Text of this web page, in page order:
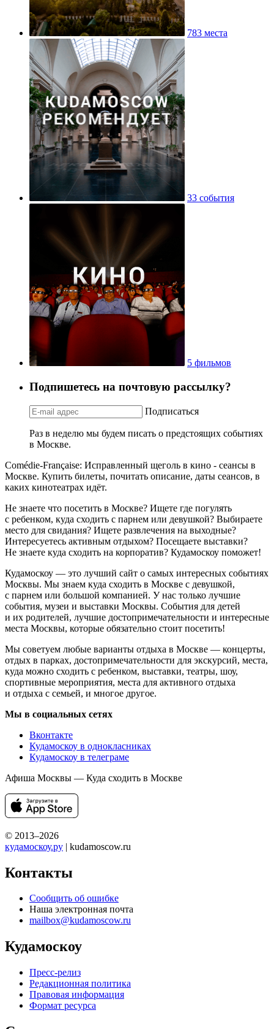
783 места
33 события
5 фильмов
Подпишетесь на почтовую рассылку?
Подписаться
Раз в неделю мы будем писать о предстоящих событиях
в Москве.
Comédie-Française: Исправленный щеголь в кино - сеансы в
Москве. Купить билеты, почитать описание, даты сеансов, в
каких кинотеатрах идёт.
Не знаете что посетить в Москве? Ищете где погулять
с ребенком, куда сходить с парнем или девушкой? Выбираете
место для свидания? Ищете развлечения на выходные?
Интересуетесь активным отдыхом? Посещаете выставки?
Не знаете куда сходить на корпоратив? Кудамоскоу поможет!
Кудамоскоу — это лучший сайт о самых интересных событиях
Москвы. Мы знаем куда сходить в Москве с девушкой,
с парнем или большой компанией. У нас только лучшие
события, музеи и выставки Москвы. События для детей
и их родителей, лучшие достопримечательности и интересные
места Москвы, которые обязательно стоит посетить!
Мы советуем любые варианты отдыха в Москве — концерты,
отдых в парках, достопримечательности для экскурсий, места,
куда можно сходить с ребенком, выставки, театры, шоу,
спортивные мероприятия, места для активного отдыха
и отдыха с семьей, и многое другое.
Мы в социальных сетях
Вконтакте
Кудамоскоу в однокласниках
Кудамоскоу в телеграме
Афиша Москвы — Куда сходить в Москве
© 2013–2026
кудамоскоу.ру | kudamoscow.ru
Контакты
Сообщить об ошибке
Наша электронная почта
mailbox@kudamoscow.ru
Кудамоскоу
Пресс-релиз
Редакционная политика
Правовая информация
Формат ресурса